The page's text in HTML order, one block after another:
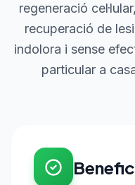
regeneració
recuperació de
indolora i sense
particular a